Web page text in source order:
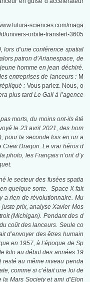
sciences.com/maga
univers-orbite-transfert-3605
d’une conférence spatial
patron d’Arianespace, de
homme en jean déchiré.
entreprises de lanceurs : M
: Vous parlez. Nous, o
plus tard Le Gall à l’agence
morts, du moins ont-ils été
le 23 avril 2021, des hom
pour la seconde fois en un a
Crew Dragon. Le vrai héros d
photo, les Français n’ont d’y
le secteur des fusées spatia
en quelque sorte. Space X fait
a rien de révolutionnaire. Mu
prix, analyse Xavier Mos
(Michigan). Pendant des d
coût des lanceurs. Seule co
d’envoyer des êtres humain
en 1957, à l’époque de Sp
kilo au début des années 19
resté au même niveau penda
comme si c’était une loi de
Mars Society et ami d’Elon